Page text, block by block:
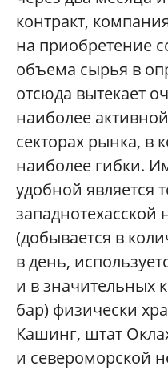
контракт,
на приобретение
объема сырья в
отсюда вытекает
наиболее
секторах рынка, в
наиболее гибки.
удобной является
западнотехасской
(добывается в
в день,
и в значительных
бар) физически
Кашинг, штат
и североморской